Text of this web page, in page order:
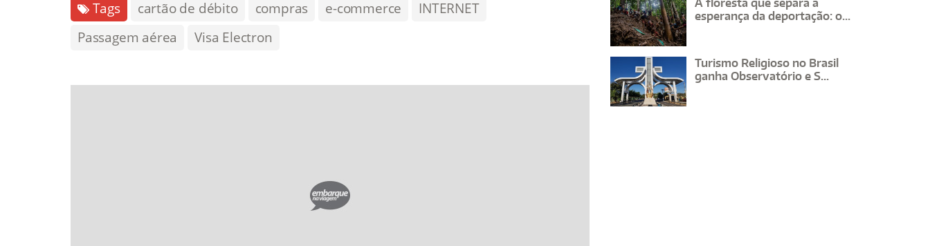
Tags cartão de débito compras e-commerce
INTERNET
Passagem aérea
Visa Electron
esperança da deportação: o...
Turismo Religioso no Brasil
ganha Observatório e S...